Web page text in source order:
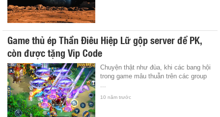
Game thủ ép Thần Điêu Hiệp Lữ gộp server để PK,
còn được tặng Vip Code
Chuyện thật như đùa, khi các bang hội
trong game mâu thuẫn trên các group
10 năm trước